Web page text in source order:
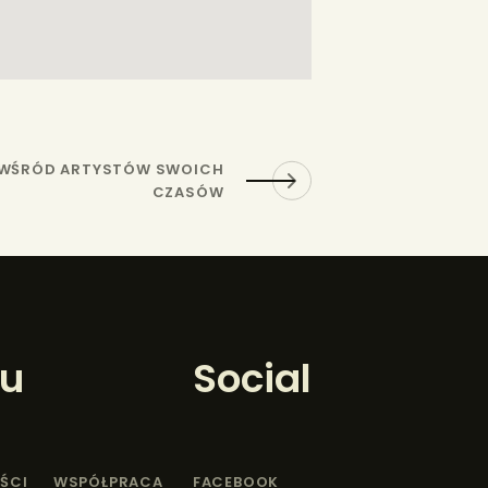
ARTYSTÓW SWOICH
CZASÓW
WSPÓŁPRACA
Social
FACEBOOK